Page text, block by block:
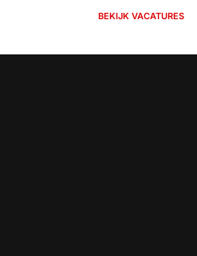
BEKIJK VACATURES